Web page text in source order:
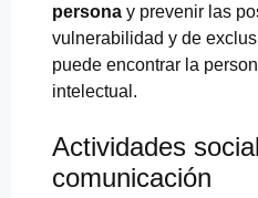
persona y prevenir las
vulnerabilidad y de
puede encontrar la
intelectual.
Actividades
comunicación